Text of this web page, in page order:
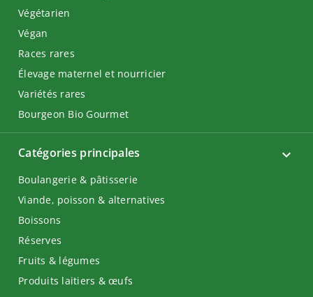
Catégories principales
Boulangerie & pâtisserie
Viande, poisson & alternatives
Boissons
Réserves
Fruits & légumes
Produits laitiers & œufs
Végétarien
Végan
Races rares
Élevage maternel et nourricier
Variétés rares
Bourgeon Bio Gourmet